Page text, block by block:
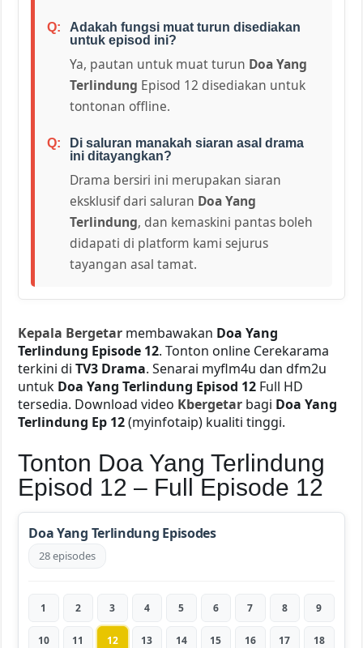
Adakah fungsi muat turun disediakan
untuk episod ini?
Ya, pautan untuk muat turun Doa Yang
Terlindung Episod 12 disediakan untuk
tontonan offline.
Di saluran manakah siaran asal drama
ini ditayangkan?
Drama bersiri ini merupakan siaran
eksklusif dari saluran Doa Yang
Terlindung, dan kemaskini pantas boleh
didapati di platform kami sejurus
tayangan asal tamat.
Kepala Bergetar membawakan Doa Yang
Terlindung Episode 12. Tonton online Cerekarama
terkini diTV3 Drama. Senarai myflm4u dan dfm2u
untuk Doa Yang Terlindung Episod 12 Full HD
tersedia. Download video Kbergetar bagi Doa Yang
Terlindung Ep 12(myinfotaip) kualiti tinggi.
Tonton Doa Yang Terlindung
Episod 12 – Full Episode 12
Doa Yang Terlindung Episodes
28 episodes
1 2 3 4 5 6 7 8 9
10 11 12 13 14 15 16 17 18